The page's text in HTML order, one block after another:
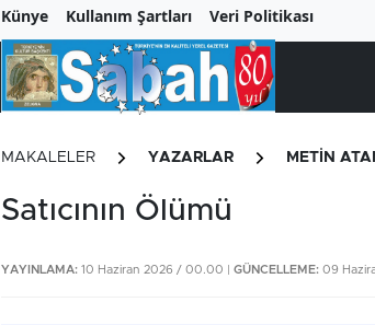
Künye Kullanım Şartları Veri Politikası
MAKALELER YAZARLAR METİN
Satıcının Ölümü
YAYINLAMA: 10 Haziran 2026 / 00.00 | GÜNCELLEME: 09